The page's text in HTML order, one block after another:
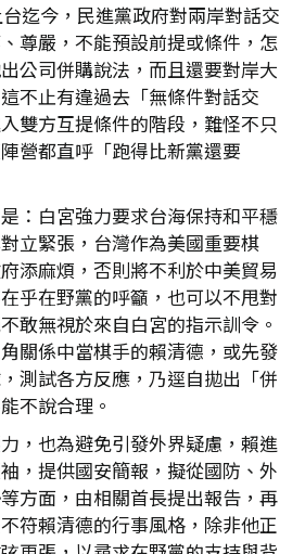
迄今，民進黨政府對兩岸對話交
尊嚴，不能預設前提或條件，怎
公司併購說法，而且還要對岸大
不止有違過去「無條件對話交
雙方互提條件的階段，難怪不只
營都直呼「跑得比新黨還要
：白宮強力要求台海保持和平穩
立緊張，台灣作為美國重要棋
添麻煩，否則將不利於中美貿易
乎在野黨的呼籲，也可以不甩對
敢無視於來自白宮的指示訓令。
關係中當棋手的賴清德，或先發
測試各方反應，乃逕自拋出「併
不說合理。
，也為避免引發外界疑慮，賴進
，提供國安簡報，擬從國防、外
方面，由相關首長提出報告，再
符賴清德的行事風格，除非他正